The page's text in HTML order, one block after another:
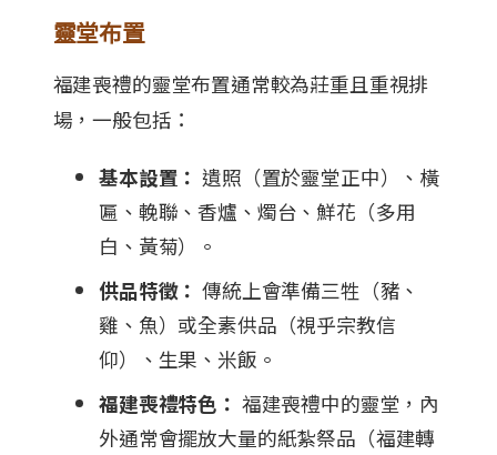
靈堂布置
福建喪禮的靈堂布置通常較為莊重且重視排
場，一般包括：
基本設置： 遺照（置於靈堂正中）、橫
匾、輓聯、香爐、燭台、鮮花（多用
白、黃菊）。
供品特徵： 傳統上會準備三牲（豬、
雞、魚）或全素供品（視乎宗教信
仰）、生果、米飯。
福建喪禮特色： 福建喪禮中的靈堂，內
外通常會擺放大量的紙紮祭品（福建轉